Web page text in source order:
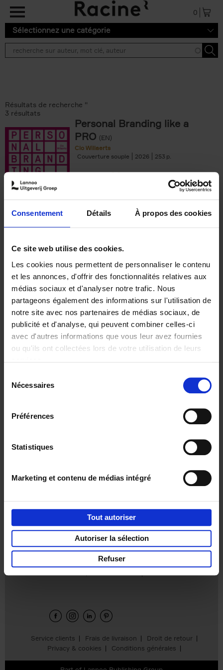
Consentement Détails À propos des cookies
Ce site web utilise des cookies.
Les cookies nous permettent de personnaliser le contenu
et les annonces, d'offrir des fonctionnalités relatives aux
médias sociaux et d'analyser notre trafic. Nous
partageons également des informations sur l'utilisation de
notre site avec nos partenaires de médias sociaux, de
publicité et d'analyse, qui peuvent combiner celles-ci
avec d'autres informations que vous leur avez fournies
ou qu'ils ont collectées lors de votre utilisation de leurs
Nécessaires
Préférences
Statistiques
Marketing et contenu de médias intégré
Tout autoriser
Autoriser la sélection
Refuser
Aller au contenu principal
0
Sélectionnez une catégorie
Résultats de recherche ''
3 résultats
Personal Branding like a
PRO (EN)
Clo Willaerts
Couverture souple
2026 253
€34,99
Digital marketing like a PRO -
completely revised edition
Clo Willaerts
Couverture souple
2022 226
€35,50
Content Marketing like a
Ajouter au panier
Service clients Frais de livraison
Droit de retour
Privacy & cookies
Conditions générales
Envie de bonnes idées de lecture, de